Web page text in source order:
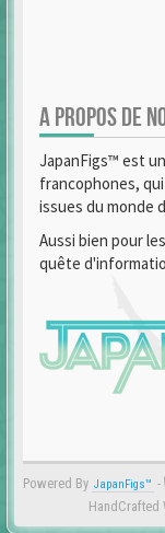
A PROPOS DE
JapanFigs™ est
francophones,
issues du monde
Aussi bien pour
quête
Powered By JapanFigs™ -
HandCrafted